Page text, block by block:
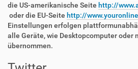
die US-amerikanische Seite http://
oder die EU-Seite http://
Einstellungen erfolgen
alle Geräte, wie Desktopcomputer oder
übernommen.